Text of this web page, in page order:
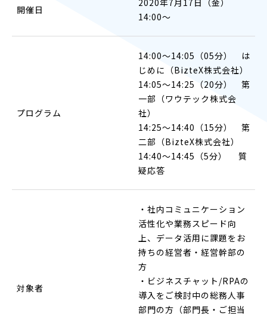
開催日
14:00〜
プログラム
14:00〜14:05（05分） は
じめに（BizteX株式会社）
14:05～14:25（20分） 第
一部（ワウテック株式会
社）
14:25～14:40（15分） 第
二部（BizteX株式会社）
14:40～14:45（5分） 質
疑応答
対象者
・社内コミュニケーション
活性化や業務スピード向
上、データ活用に課題をお
持ちの経営者・経営幹部の
方
・ビジネスチャット/RPAの
導入をご検討中の総務人事
部門の方（部門長・ご担当